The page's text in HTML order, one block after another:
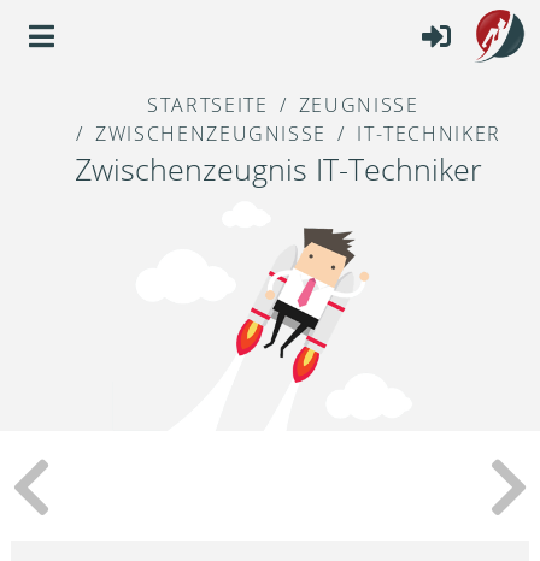
STARTSEITE
ZEUGNISSE
ZWISCHENZEUGNISSE
IT-TECHNIKER
Zwischenzeugnis IT-Techniker